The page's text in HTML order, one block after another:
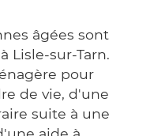
âgées sont
Lisle-sur-Tarn.
pour
de vie, d'une
suite à une